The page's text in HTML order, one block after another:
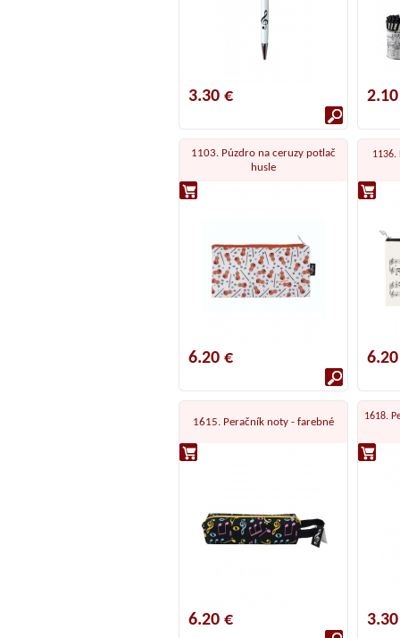
3.30 €
1103. Púzdro na ceruzy potlač
husle
6.20 €
1136.
1615. Peračník noty - farebné
6.20 €
1618.